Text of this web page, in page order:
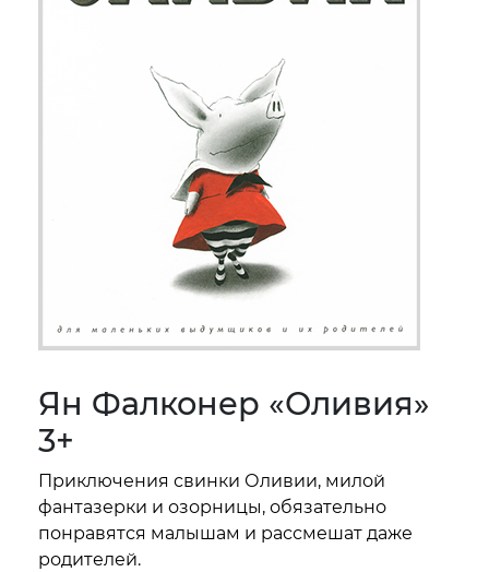
Ян Фалконер «Оливия»
3+
Приключения свинки Оливии, милой
фантазерки и озорницы, обязательно
понравятся малышам и рассмешат даже
родителей.